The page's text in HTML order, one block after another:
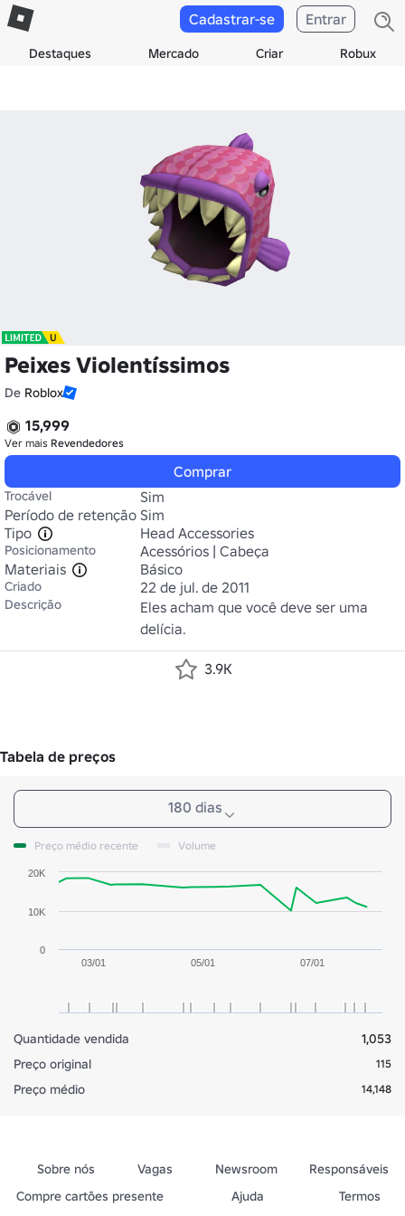
Destaques Mercado Criar Robux
Cadastrar-se Entrar
Peixes Violentíssimos
De Roblox
15,999
Ver mais Revendedores
Comprar
Trocável
Sim
Período de retenção Sim
Tipo
Head Accessories
Posicionamento
Acessórios | Cabeça
Materiais
Básico
Criado 22 de jul. de 2011
Descrição
Eles acham que você deve ser uma
delícia.
3.9K
Tabela de preços
180 dias
Preço médio recente Volume
03/01 05/01 07/01
0
10K
20K
Quantidade vendida
1,053
Preço original
115
Preço médio 14,148
Sobre nós Vagas Newsroom
Responsáveis
Compre cartões presente
Ajuda
Termos